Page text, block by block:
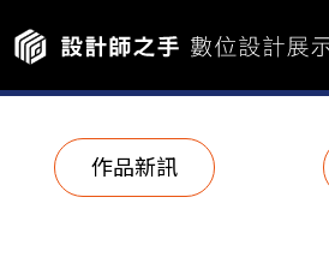
作品新訊